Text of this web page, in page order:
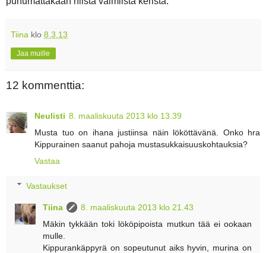
Tiina klo 8.3.13
Jaa muille
12 kommenttia:
Neulisti 8. maaliskuuta 2013 klo 13.39
Musta tuo on ihana justiinsa näin lököttävänä. Onko hra
Kippurainen saanut pahoja mustasukkaisuuskohtauksia?
Vastaa
Vastaukset
Tiina
8. maaliskuuta 2013 klo 21.43
Mäkin tykkään toki lököpipoista mutkun tää ei ookaan
mulle.
Kippurankäppyrä on sopeutunut aiks hyvin, murina on